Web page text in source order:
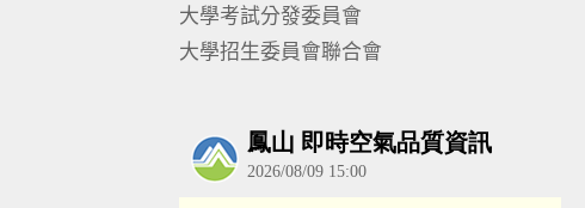
大學考試分發委員會
大學招生委員會聯合會